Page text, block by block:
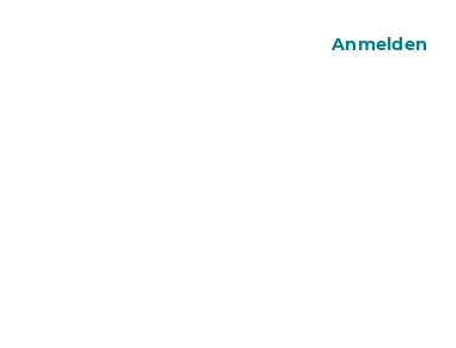
Anmelden